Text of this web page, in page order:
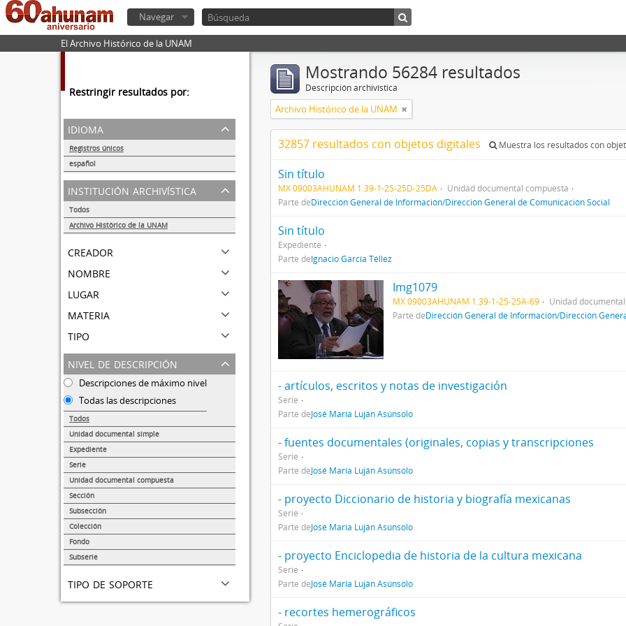
Navegar
El Archivo Histórico de la UNAM
Restringir resultados por:
idioma
Registros únicos
español
56252
institución archivística
Todos
Archivo Histórico de la UNAM
creador
nombre
lugar
materia
tipo
nivel de descripción
Descripciones de máximo nivel
Todas las descripciones
Todos
Unidad documental simple
Expediente
Serie
Unidad documental compuesta
Sección
Subsección
Colección
Fondo
Subserie
tipo de soporte
Mostrando 56284 resultados
Descripción archivística
Archivo Histórico de la UNAM
32857 resultados con objetos digitales Muestra los resultados con
Sin título
MX 09003AHUNAM 1.39-1-25-25D-25DA
Unidad documental compuesta
Parte deDirección General de Información/Dirección General de Comunicación Social
Sin título
Expediente
Parte deIgnacio García Téllez
Img1079
MX 09003AHUNAM 1.39-1-25-25A-69
Unidad
Parte deDirección General de Información/Dirección
- artículos, escritos y notas de investigación
Serie
Parte deJosé María Luján Asúnsolo
- fuentes documentales (originales, copias y transcripciones
Serie
Parte deJosé María Luján Asúnsolo
- proyecto Diccionario de historia y biografía mexicanas
Serie
Parte deJosé María Luján Asúnsolo
- proyecto Enciclopedia de historia de la cultura mexicana
Serie
Parte deJosé María Luján Asúnsolo
- recortes hemerográficos